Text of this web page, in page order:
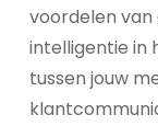
voordelen van
intelligentie in
tussen jouw